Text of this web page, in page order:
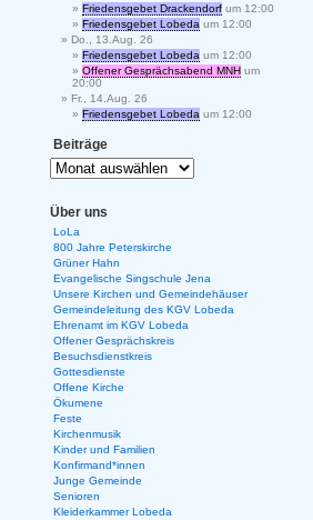
Friedensgebet Drackendorf um 12:00
Friedensgebet Lobeda um 12:00
Do., 13.Aug. 26
Friedensgebet Lobeda um 12:00
Offener Gesprächsabend MNH um
20:00
Fr., 14.Aug. 26
Friedensgebet Lobeda um 12:00
Beiträge
Über uns
LoLa
800 Jahre Peterskirche
Grüner Hahn
Evangelische Singschule Jena
Unsere Kirchen und Gemeindehäuser
Gemeindeleitung des KGV Lobeda
Ehrenamt im KGV Lobeda
Offener Gesprächskreis
Besuchsdienstkreis
Gottesdienste
Offene Kirche
Ökumene
Feste
Kirchenmusik
Kinder und Familien
Konfirmand*innen
Junge Gemeinde
Senioren
Kleiderkammer Lobeda